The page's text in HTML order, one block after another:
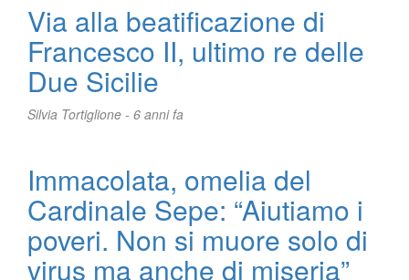
Via alla beatificazione di
Francesco II, ultimo re delle
Due Sicilie
Silvia Tortiglione - 6 anni fa
Immacolata, omelia del
Cardinale Sepe: “Aiutiamo i
poveri. Non si muore solo di
virus ma anche di miseria”